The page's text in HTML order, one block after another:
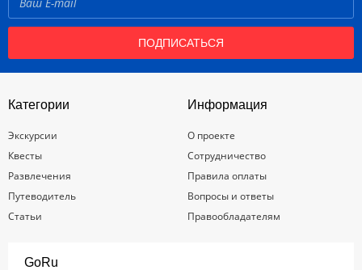
ПОДПИСАТЬСЯ
Категории
Экскурсии
Квесты
Развлечения
Путеводитель
Статьи
Информация
О проекте
Сотрудничество
Правила оплаты
Вопросы и ответы
Правообладателям
GoRu